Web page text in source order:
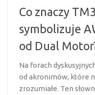
Co znaczy
symbolizuje
od Dual
Na forach
od akronimów, które
zrozumiałe. Ten